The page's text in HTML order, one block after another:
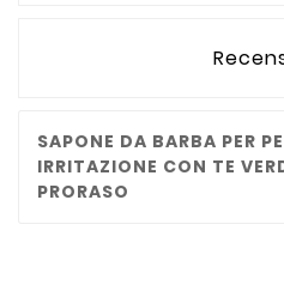
SAPONE DA BARBA PER
IRRITAZIONE CON TE
PRORASO